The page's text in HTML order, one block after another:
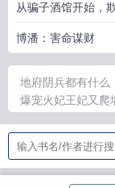
从骗子酒馆开始，
博潘：害命谋财
地府阴兵都有什么
爆宠火妃王妃又爬
半岛我的女团是战
地府阴差有哪些
半岛我的女团是战